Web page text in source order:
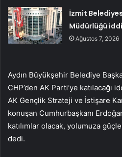
İzmit
Müdürlüğü
Ağustos 7, 2026
Aydın Büyükşehir Belediye
CHP’den AK Parti’ye katılacağı
AK Gençlik Strateji ve İstişare
konuşan Cumhurbaşkanı
katılımlar olacak, yolumuza
dedi.